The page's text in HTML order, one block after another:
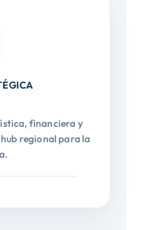
financiera y
regional para la